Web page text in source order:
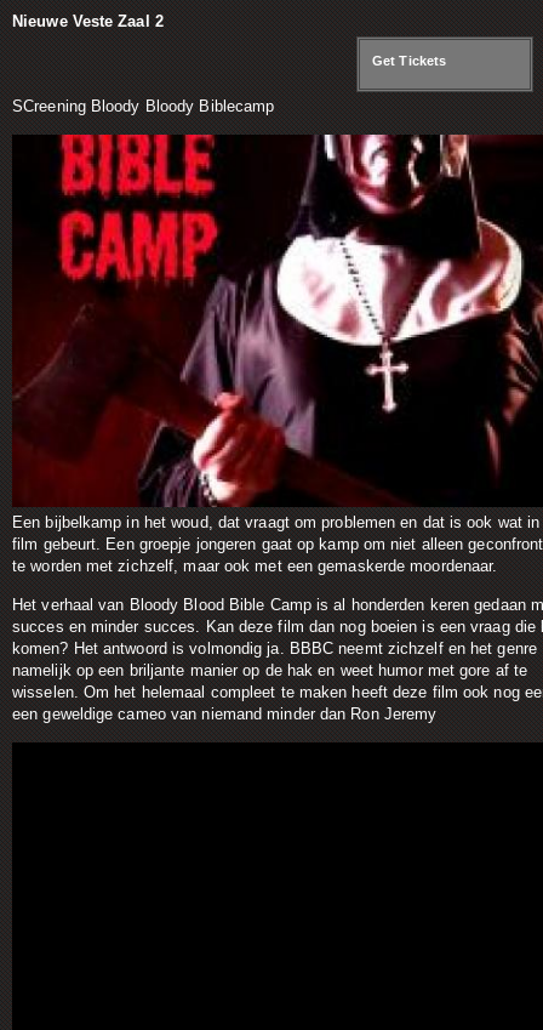
Nieuwe Veste Zaal 2
Get Tickets
SCreening Bloody Bloody Biblecamp
Een bijbelkamp in het woud, dat vraagt om problemen en dat is ook wat
film gebeurt. Een groepje jongeren gaat op kamp om niet alleen
te worden met zichzelf, maar ook met een gemaskerde moordenaar.
Het verhaal van Bloody Blood Bible Camp is al honderden keren gedaan
succes en minder succes. Kan deze film dan nog boeien is een vraag die
komen? Het antwoord is volmondig ja. BBBC neemt zichzelf en het genre
namelijk op een briljante manier op de hak en weet humor met gore af te
wisselen. Om het helemaal compleet te maken heeft deze film ook nog
een geweldige cameo van niemand minder dan Ron Jeremy